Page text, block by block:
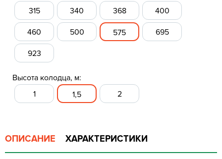
315
340 368 400
460 500 575 695
923
Высота колодца, м:
1
1,5 2
ОПИСАНИЕ ХАРАКТЕРИСТИКИ